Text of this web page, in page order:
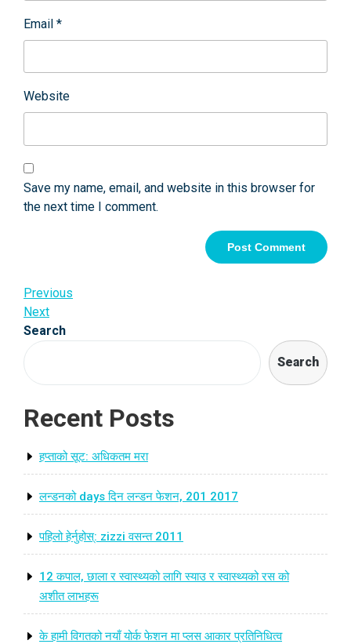
Email *
Website
Save my name, email, and website in this browser for
the next time I comment.
Post
navigation
Previous
Post
Previous
Next
Post
Next
Search
Search
Recent Posts
हप्ताको सूट: अधिकतम मरा
लन्डनको days दिन लन्डन फेशन, 201 2017
पहिलो हेर्नुहोस्: zizzi वसन्त 2011
12 कपाल, छाला र स्वास्थ्यको लागि स्याउ र स्वास्थ्यको रस को
अशीत लाभहरू
के हामी विगतको नयाँ योर्क फेशन मा प्लस आकार प्रतिनिधित्व